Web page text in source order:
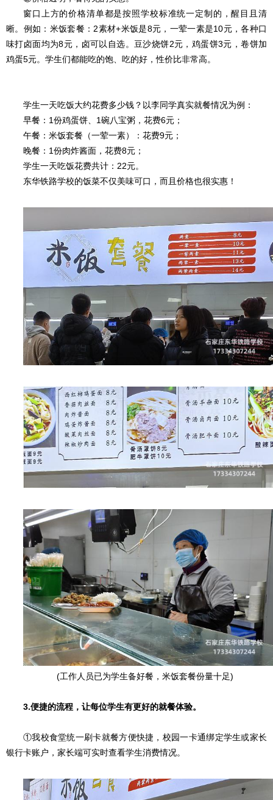
窗口上方的价格清单都是按照学校标准统一定制的，醒目且清
晰。例如：米饭套餐：2素材+米饭是8元，一荤一素是10元，各种口
味打卤面均为8元，卤可以自选。豆沙烧饼2元，鸡蛋饼3元，卷饼加
鸡蛋5元。学生们都能吃的饱、吃的好，性价比非常高。
学生一天吃饭大约花费多少钱？以李同学真实就餐情况为例：
早餐：1份鸡蛋饼、1碗八宝粥，花费6元；
午餐：米饭套餐（一荤一素）：花费9元；
晚餐：1份肉炸酱面，花费8元；
学生一天吃饭花费共计：22元。
东华铁路学校的饭菜不仅美味可口，而且价格也很实惠！
(工作人员已为学生备好餐，米饭套餐份量十足)
3.便捷的流程，让每位学生有更好的就餐体验。
①我校食堂统一刷卡就餐方便快捷，校园一卡通绑定学生或家长
银行卡账户，家长端可实时查看学生消费情况。